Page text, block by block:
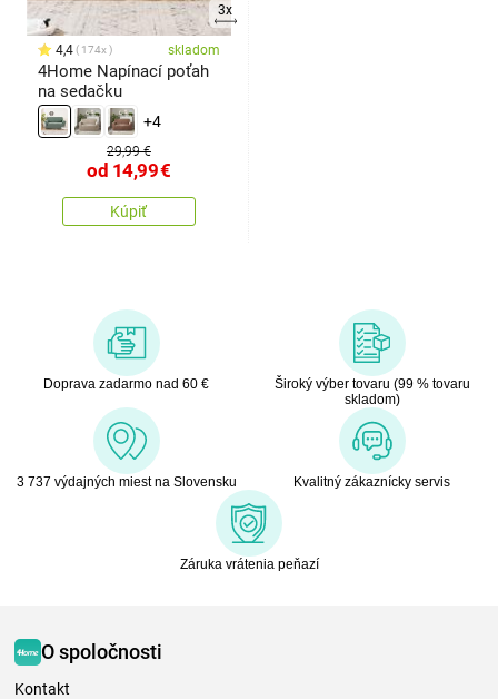
3x
4,4 174x skladom
4Home Napínací poťah
na sedačku
+4
29,99 €
od 14,99€
Kúpiť
Doprava zadarmo nad 60 €
Široký výber tovaru (99 % tovaru
skladom)
3 737 výdajných miest na Slovensku Kvalitný zákaznícky servis
Záruka vrátenia peňazí
O spoločnosti
Kontakt